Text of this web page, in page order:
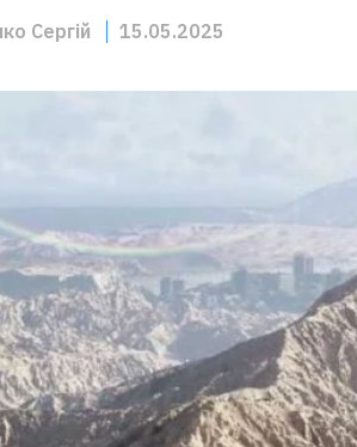
Сергій 15.05.2025